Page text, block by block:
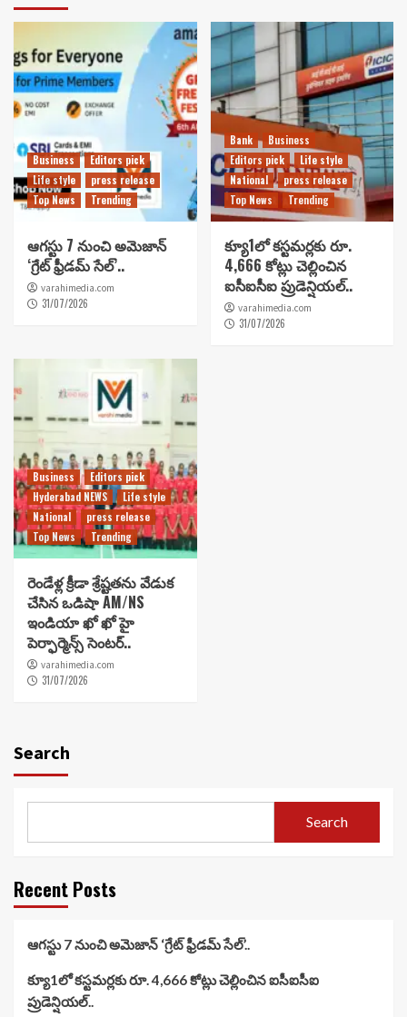
Business
Editors pick
Life style
press release
Top News
Trending
ఆగస్టు 7 నుంచి అమెజాన్
‘గ్రేట్ ఫ్రీడమ్ సేల్’..
varahimedia.com
31/07/2026
Bank
Business
Editors pick
Life style
National
press release
Top News
Trending
క్యూ1లో కస్టమర్లకు రూ.
4,666 కోట్లు చెల్లించిన
ఐసీఐసీఐ ప్రుడెన్షియల్..
varahimedia.com
31/07/2026
Business
Editors pick
Hyderabad NEWS
Life style
National
press release
Top News
Trending
రెండేళ్ల క్రీడా శ్రేష్టతను వేడుక
చేసిన ఒడిషా AM/NS
ఇండియా ఖో ఖో హై
పెర్ఫార్మెన్స్ సెంటర్..
varahimedia.com
31/07/2026
Search
Search
Recent Posts
ఆగస్టు 7 నుంచి అమెజాన్ ‘గ్రేట్ ఫ్రీడమ్ సేల్’..
క్యూ1లో కస్టమర్లకు రూ. 4,666 కోట్లు చెల్లించిన ఐసీఐసీఐ
ప్రుడెన్షియల్..